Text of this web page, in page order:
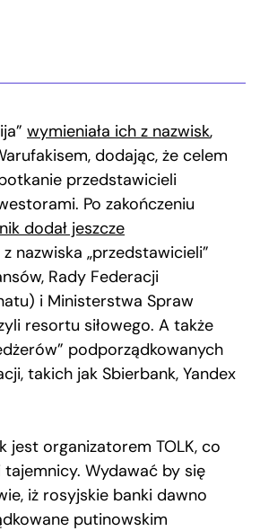
wymieniała ich z nazwisk,
dodając, że celem
przedstawicieli
Po zakończeniu
dodał jeszcze
nazwiska „przedstawicieli”
Rady Federacji
i Ministerstwa Spraw
resortu siłowego. A także
podporządkowanych
takich jak Sbierbank, Yandex
jest organizatorem TOLK, co
Wydawać by się
iż rosyjskie banki dawno
putinowskim